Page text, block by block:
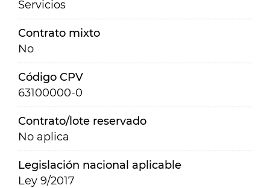
Servicios
Contrato mixto
No
Código CPV
63100000-0
Contrato/lote reservado
No aplica
Legislación nacional aplicable
Ley 9/2017